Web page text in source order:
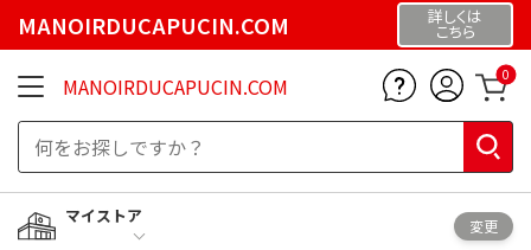
MANOIRDUCAPUCIN.COM 詳しくは
こちら
MANOIRDUCAPUCIN.COM 0
マイストア
変更